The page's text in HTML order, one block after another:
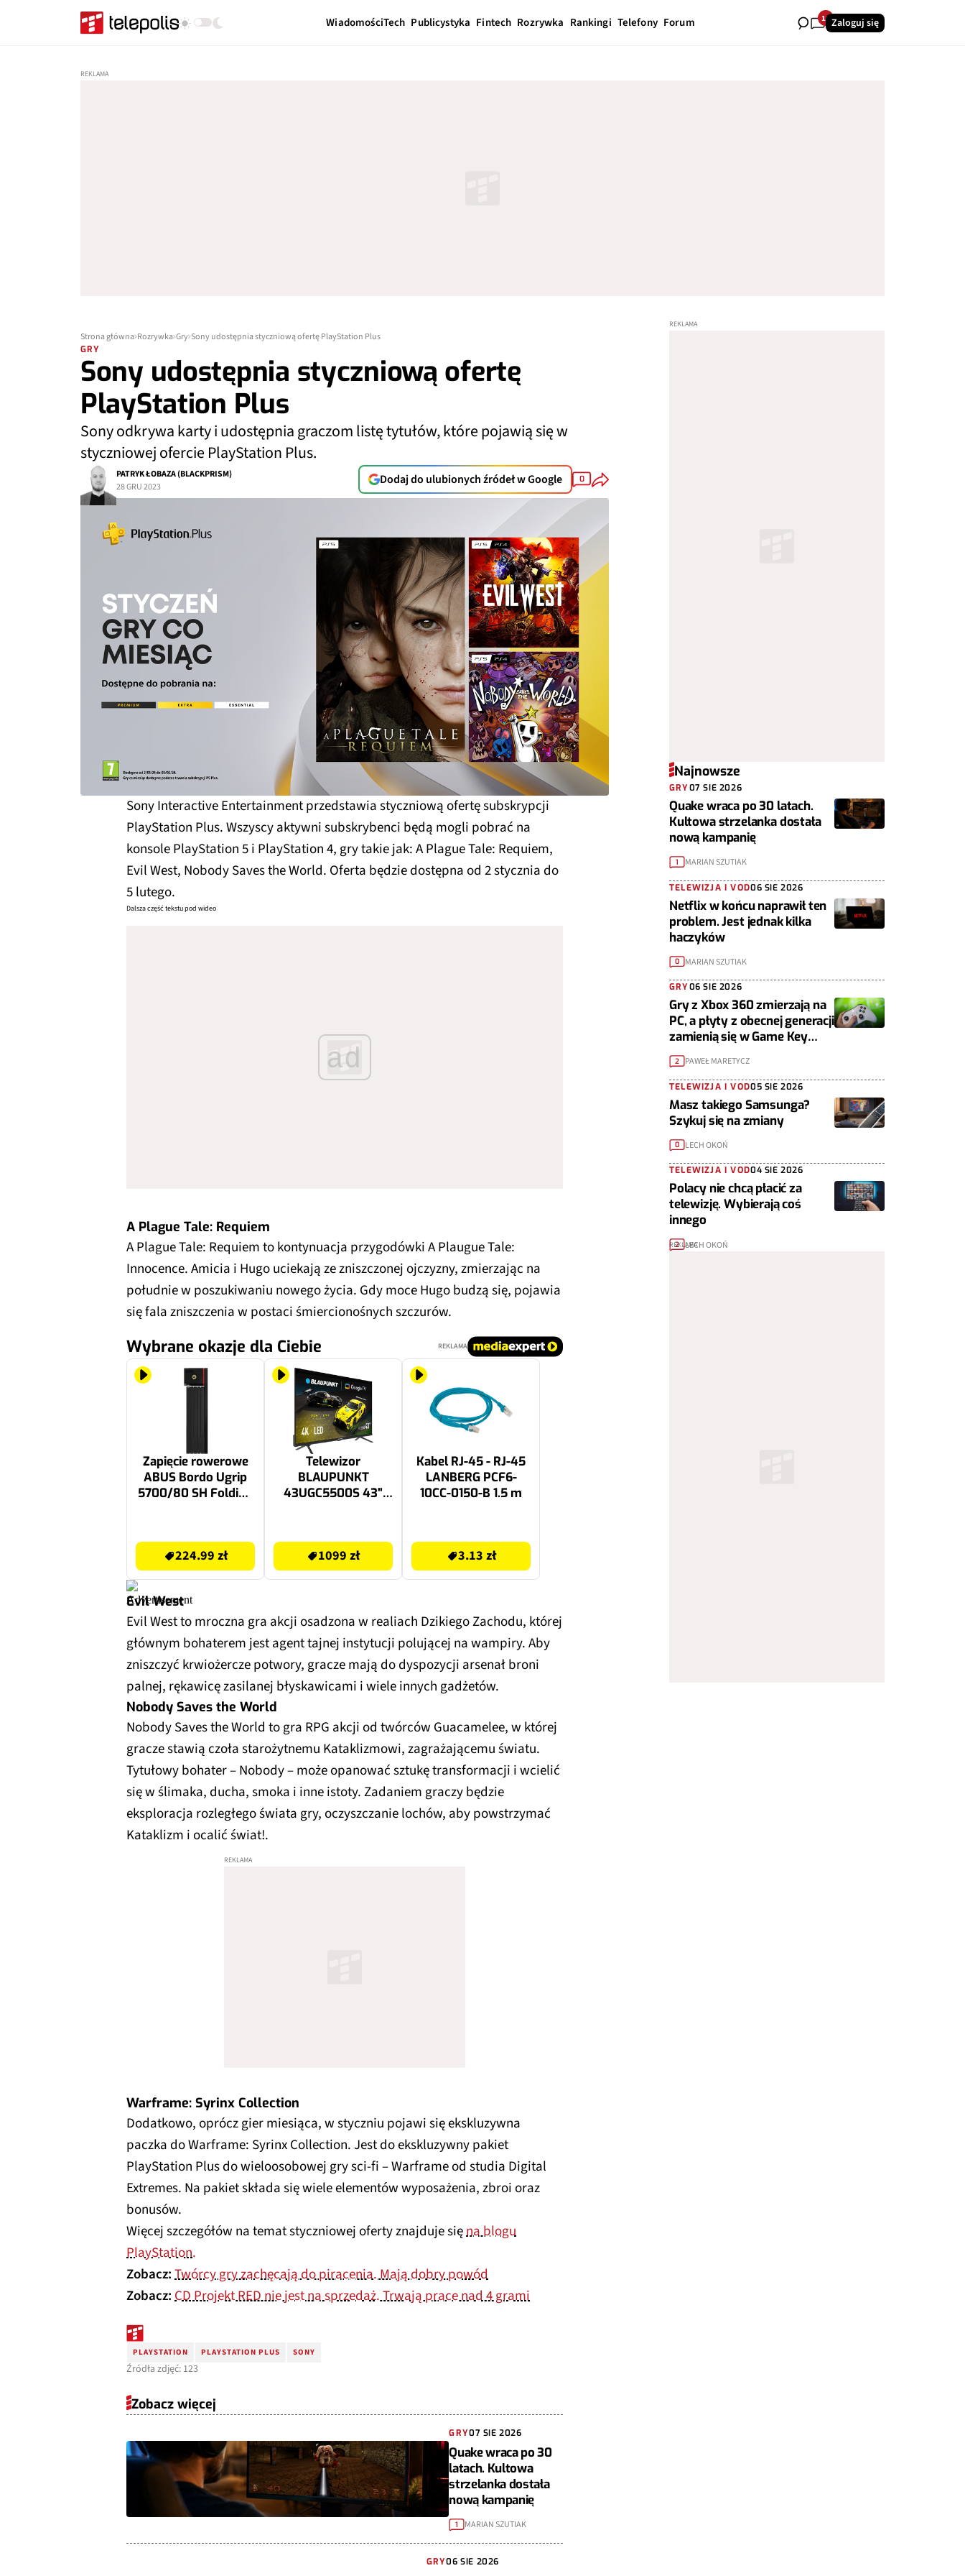
WiadomościTech Publicystyka Fintech Rozrywka Rankingi Telefony Forum 16Zaloguj się
Strona główna Rozrywka Gry Sony udostępnia styczniową ofertę PlayStation Plus
GRY
Sony udostępnia styczniową ofertę
PlayStation Plus
Sony odkrywa karty i udostępnia graczom listę tytułów, które pojawią się w
styczniowej ofercie PlayStation Plus.
PATRYK ŁOBAZA (BLACKPRISM)
28 GRU 2023
Dodaj do ulubionych źródeł w Google 0
Sony Interactive Entertainment przedstawia styczniową ofertę subskrypcji
PlayStation Plus. Wszyscy aktywni subskrybenci będą mogli pobrać na
konsole PlayStation 5 i PlayStation 4, gry takie jak: A Plague Tale: Requiem,
Evil West, Nobody Saves the World. Oferta będzie dostępna od 2 stycznia do
5 lutego.
Dalsza część tekstu pod wideo
ad
A Plague Tale: Requiem
A Plague Tale: Requiem to kontynuacja przygodówki A Plaugue Tale:
Innocence. Amicia i Hugo uciekają ze zniszczonej ojczyzny, zmierzając na
południe w poszukiwaniu nowego życia. Gdy moce Hugo budzą się, pojawia
się fala zniszczenia w postaci śmiercionośnych szczurów.
Wybrane okazje dla Ciebie REKLAMA
Zapięcie rowerowe
ABUS Bordo Ugrip
5700/80 SH Folding
224.99 zł
Telewizor
BLAUPUNKT
43UGC5500S 43"
1099 zł
Kabel RJ-45 - RJ-45
LANBERG PCF6-
10CC-0150-B 1.5 m
3.13 zł
Evil West
Evil West to mroczna gra akcji osadzona w realiach Dzikiego Zachodu, której
głównym bohaterem jest agent tajnej instytucji polującej na wampiry. Aby
zniszczyć krwiożercze potwory, gracze mają do dyspozycji arsenał broni
palnej, rękawicę zasilanej błyskawicami i wiele innych gadżetów.
Nobody Saves the World
Nobody Saves the World to gra RPG akcji od twórców Guacamelee, w której
gracze stawią czoła starożytnemu Kataklizmowi, zagrażającemu światu.
Tytułowy bohater – Nobody – może opanować sztukę transformacji i wcielić
się w ślimaka, ducha, smoka i inne istoty. Zadaniem graczy będzie
eksploracja rozległego świata gry, oczyszczanie lochów, aby powstrzymać
Kataklizm i ocalić świat!.
Warframe: Syrinx Collection
Dodatkowo, oprócz gier miesiąca, w styczniu pojawi się ekskluzywna
paczka do Warframe: Syrinx Collection. Jest do ekskluzywny pakiet
PlayStation Plus do wieloosobowej gry sci-fi – Warframe od studia Digital
Extremes. Na pakiet składa się wiele elementów wyposażenia, zbroi oraz
bonusów.
Więcej szczegółów na temat styczniowej oferty znajduje sięna blogu
PlayStation.
Zobacz:Twórcy gry zachęcają do piracenia. Mają dobry powód
Zobacz:CD Projekt RED nie jest na sprzedaż. Trwają prace nad 4 grami
PLAYSTATION PLAYSTATION PLUS SONY
Źródła zdjęć: 123
Zobacz więcej
GRY07 SIE 2026
Quake wraca po 30
latach. Kultowa
strzelanka dostała
nową kampanię
1 MARIAN SZUTIAK
GRY06 SIE 2026
Najnowsze
GRY07 SIE 2026
Quake wraca po 30 latach.
Kultowa strzelanka dostała
nową kampanię
1 MARIAN SZUTIAK
TELEWIZJA I VOD06 SIE 2026
Netflix w końcu naprawił ten
problem. Jest jednak kilka
haczyków
0 MARIAN SZUTIAK
GRY06 SIE 2026
Gry z Xbox 360 zmierzają na
PC, a płyty z obecnej generacji
zamienią się w Game Key
Cardy
2 PAWEŁ MARETYCZ
TELEWIZJA I VOD05 SIE 2026
Masz takiego Samsunga?
Szykuj się na zmiany
0 LECH OKOŃ
TELEWIZJA I VOD04 SIE 2026
Polacy nie chcą płacić za
telewizję. Wybierają coś
innego
2 LECH OKOŃ